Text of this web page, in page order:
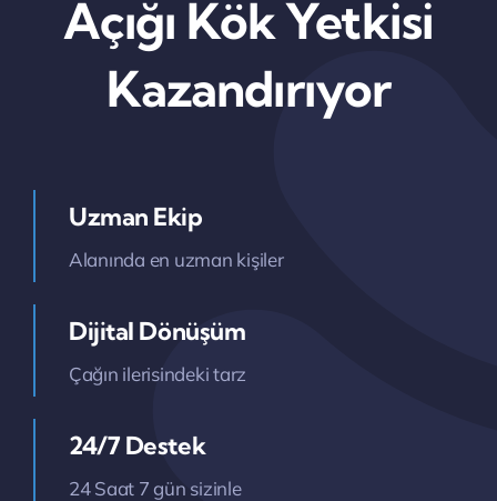
Açığı Kök Yetkisi
Kazandırıyor
Uzman Ekip
Alanında en uzman kişiler
Dijital Dönüşüm
Çağın ilerisindeki tarz
24/7 Destek
24 Saat 7 gün sizinle